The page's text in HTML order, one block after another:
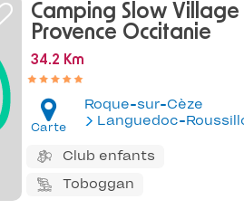
Camping Slow Village
Provence Occitanie
34.2 Km
Carte
Roque-sur-Cèze
Languedoc-
Club enfants
Toboggan